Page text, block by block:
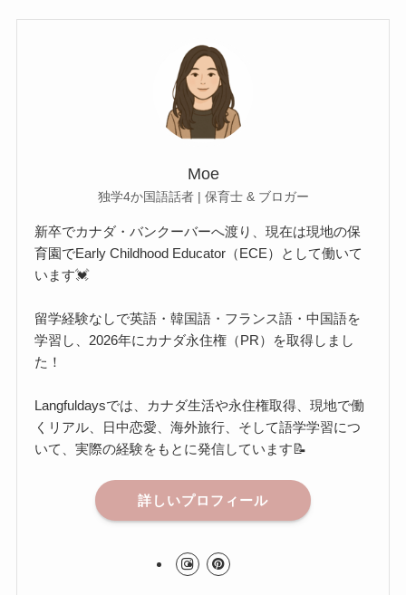
Moe
独学4か国語話者 | 保育士 & ブロガー
新卒でカナダ・バンクーバーへ渡り、現在は現地の保
育園でEarly Childhood Educator（ECE）として働いて
います💓
留学経験なしで英語・韓国語・フランス語・中国語を
学習し、2026年にカナダ永住権（PR）を取得しまし
た！
Langfuldaysでは、カナダ生活や永住権取得、現地で働
くリアル、日中恋愛、海外旅行、そして語学学習につ
いて、実際の経験をもとに発信しています📝
詳しいプロフィール